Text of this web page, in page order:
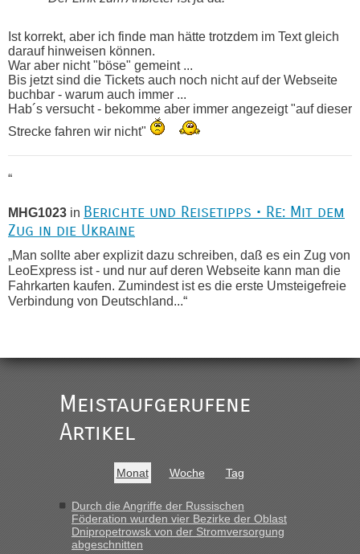
Ist korrekt, aber ich finde man hätte trotzdem im Text gleich
darauf hinweisen können.
War aber nicht "böse" gemeint ...
Bis jetzt sind die Tickets auch noch nicht auf der Webseite
buchbar - warum auch immer ...
Hab´s versucht - bekomme aber immer angezeigt "auf dieser
Strecke fahren wir nicht"
“
MHG1023 in Berichte und Reisetipps • Re: Mit dem
Zug in die Ukraine
„Man sollte aber explizit dazu schreiben, daß es ein Zug von
LeoExpress ist - und nur auf deren Webseite kann man die
Fahrkarten kaufen. Zumindest ist es die erste Umsteigefreie
Verbindung von Deutschland...“
gab es keine Probleme“
inRecht, Visa und Dokumente • Re: Seit
Anfang des Jahres haben die Zollbeamten
Verstöße im Wert von fast 11 Milliarden
„Am besten wäre natürlich, wenn die Frau mit dabei ist.
Alleinreisende Männer stehen schließlich immer unter
Meistaufgerufene
Artikel
Monat Woche Tag
Durch die Angriffe der Russischen
Föderation wurden vier Bezirke der Oblast
Dnipropetrowsk von der Stromversorgung
abgeschnitten